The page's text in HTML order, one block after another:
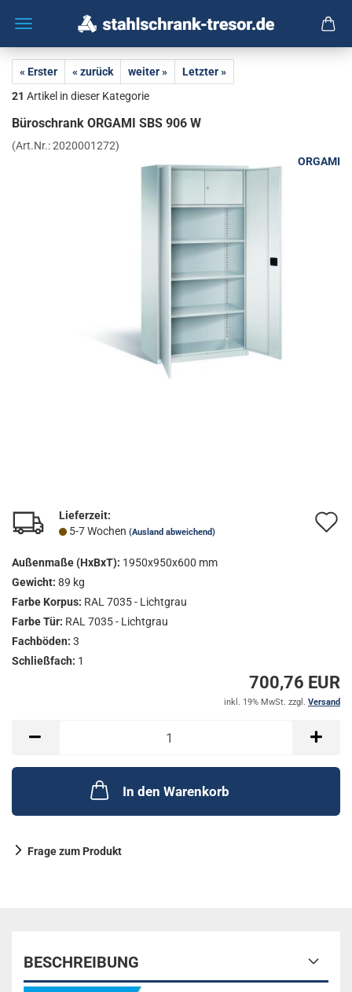
« Erster « zurück weiter »
Letzter »
21 Artikel in dieser Kategorie
Bü­ro­schrank OR­GA­MI SBS 906 W
(Art.Nr.:2020001272)
ORGAMI
Lieferzeit:
5-7 Wochen (Ausland abweichend)
Außenmaße (HxBxT): 1950x950x600 mm
Gewicht: 89 kg
Farbe Korpus: RAL 7035 - Lichtgrau
Farbe Tür: RAL 7035 - Lichtgrau
Fachböden: 3
Schließfach: 1
700,76 EUR
inkl. 19% MwSt. zzgl. Versand
In den Warenkorb
Frage zum Produkt
BESCHREIBUNG